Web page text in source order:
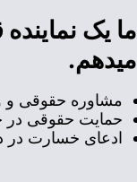
ما یک
میدهم.
مشاوره حقوقی و
حمایت حقوقی در
ادعای خسارت در